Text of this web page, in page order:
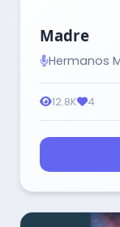
Madre
Hermanos
12.8K 4